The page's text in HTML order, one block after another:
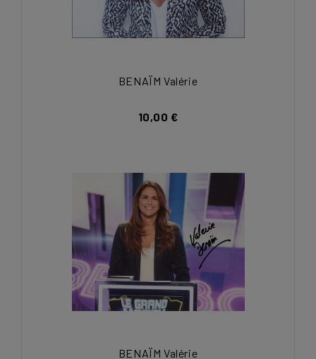
BENAÏM Valérie
10,00 €
BENAÏM Valérie